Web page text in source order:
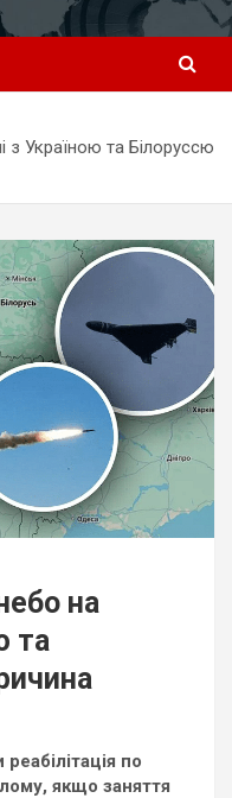
Україною та Білоруссю
на
та
по
якщо заняття